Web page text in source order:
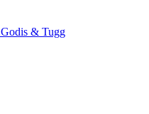
Godis & Tugg